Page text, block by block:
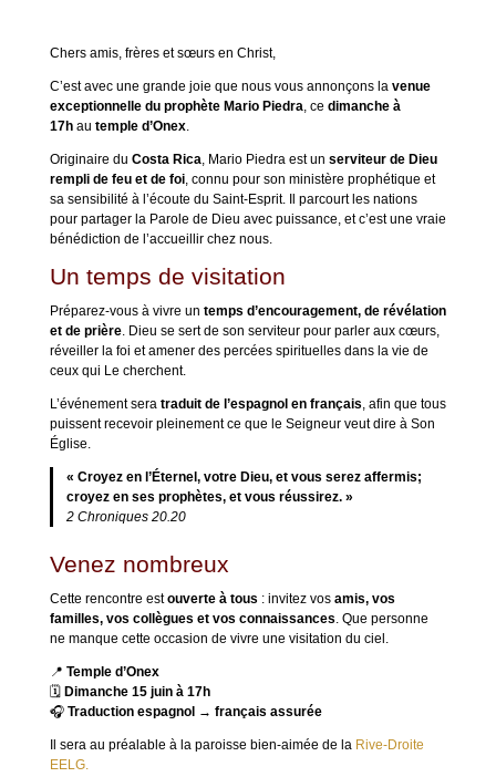
Chers amis, frères et sœurs en Christ,
C’est avec une grande joie que nous vous annonçons la venue
exceptionnelle du prophète Mario Piedra, ce dimanche à
17hau temple d’Onex.
Originaire du Costa Rica, Mario Piedra est un serviteur de Dieu
rempli de feu et de foi, connu pour son ministère prophétique et
sa sensibilité à l’écoute du Saint-Esprit. Il parcourt les nations
pour partager la Parole de Dieu avec puissance, et c’est une vraie
bénédiction de l’accueillir chez nous.
Un temps de visitation
Préparez-vous à vivre un temps d’encouragement, de révélation
et de prière. Dieu se sert de son serviteur pour parler aux cœurs,
réveiller la foi et amener des percées spirituelles dans la vie de
ceux qui Le cherchent.
L’événement sera traduit de l’espagnol en français, afin que tous
puissent recevoir pleinement ce que le Seigneur veut dire à Son
Église.
« Croyez en l’Éternel, votre Dieu, et vous serez affermis;
croyez en ses prophètes, et vous réussirez. »
2 Chroniques 20.20
Venez nombreux
Cette rencontre estouverte à tous : invitez vos amis, vos
familles, vos collègues et vos connaissances. Que personne
ne manque cette occasion de vivre une visitation du ciel.
📍 Temple d’Onex
🗓 Dimanche 15 juin à 17h
🎧 Traduction espagnol → français assurée
Il sera au préalable à la paroisse bien-aimée de la Rive-Droite
EELG.